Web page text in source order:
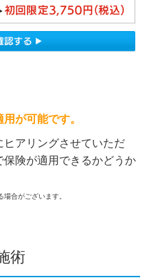
が可能です。
アリングさせていただ
険が適用できるかどうか
合がございます。
術